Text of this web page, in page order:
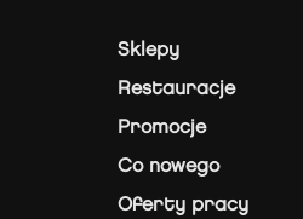
Sklepy
Restauracje
Promocje
Co nowego
Oferty pracy